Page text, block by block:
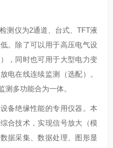
测仪为2通道、台式、TFT液
。除了可以用于高压电气设
，同时也可用于大型电力变
电在线连续监测（选配）。
测多功能合为一体。
备绝缘性能的专用仪器。本
合技术，实现信号放大（模
据采集、数据处理、图形显